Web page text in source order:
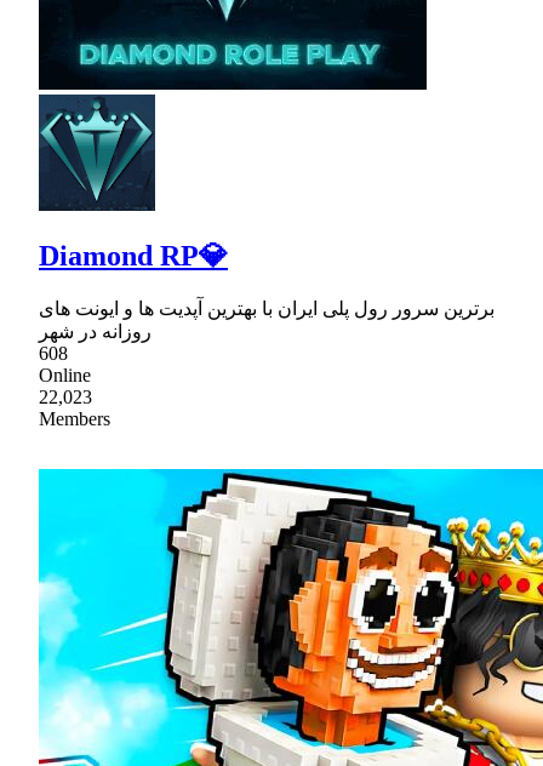
Diamond RP💎
برترین سرور رول پلی ایران با بهترین آپدیت ها و ایونت های
روزانه در شهر
608
Online
22,023
Members